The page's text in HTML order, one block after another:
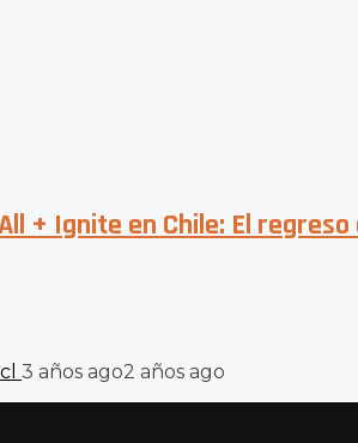
+ Ignite en Chile: El
3 años ago2 años ago